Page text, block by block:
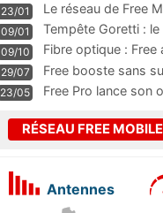
23/01
Le réseau de Free
m
09/01
Tempête Goretti :
09/10
Fibre optique :
pass
29/07
Free booste sans
23/05 Free Pro lance son
RÉSEAU FREE MOBILE
Antennes